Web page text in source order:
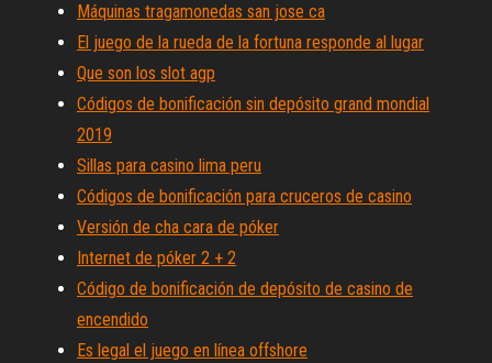
Máquinas tragamonedas san jose ca
El juego de la rueda de la fortuna responde al lugar
Que son los slot agp
Códigos de bonificación sin depósito grand mondial
2019
Sillas para casino lima peru
Códigos de bonificación para cruceros de casino
Versión de cha cara de póker
Internet de póker 2 + 2
Código de bonificación de depósito de casino de
encendido
Es legal el juego en línea offshore